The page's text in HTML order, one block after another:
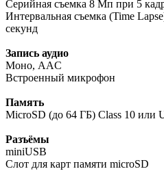
Серийная съемка 8 Мп при 5
Интервальная съемка (Time
секунд
Запись аудио
Моно, AAC
Встроенный микрофон
Память
MicroSD (до 64 ГБ) Class 10 или
Разъёмы
miniUSB
Слот для карт памяти microSD